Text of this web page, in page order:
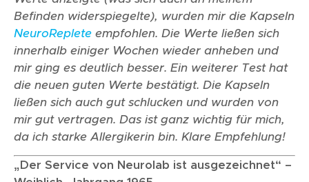
Befinden widerspiegelte), wurden mir die Kapseln
NeuroReplete empfohlen. Die Werte ließen sich
innerhalb einiger Wochen wieder anheben und
mir ging es deutlich besser. Ein weiterer Test hat
die neuen guten Werte bestätigt. Die Kapseln
ließen sich auch gut schlucken und wurden von
mir gut vertragen. Das ist ganz wichtig für mich,
da ich starke Allergikerin bin. Klare Empfehlung!
„Der Service von Neurolab ist ausgezeichnet“ –